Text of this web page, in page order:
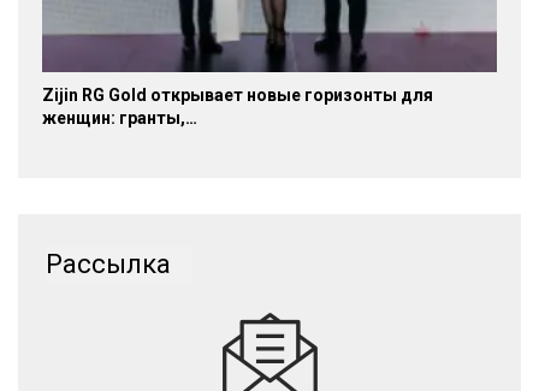
Zijin RG Gold открывает новые горизонты для
женщин: гранты,…
Рассылка